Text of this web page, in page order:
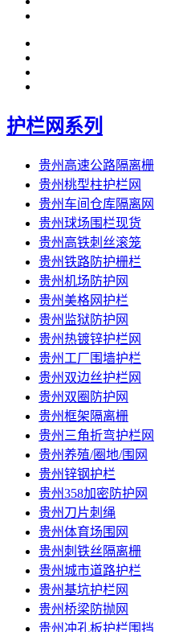
护栏网系列
贵州高速公路隔离栅
贵州桃型柱护栏网
贵州车间仓库隔离网
贵州球场围栏现货
贵州高铁刺丝滚笼
贵州铁路防护栅栏
贵州机场防护网
贵州美格网护栏
贵州监狱防护网
贵州热镀锌护栏网
贵州工厂围墙护栏
贵州双边丝护栏网
贵州双圈防护网
贵州框架隔离栅
贵州三角折弯护栏网
贵州养殖/圈地/围网
贵州锌钢护栏
贵州358加密防护网
贵州刀片刺绳
贵州体育场围网
贵州刺铁丝隔离栅
贵州城市道路护栏
贵州基坑护栏网
贵州桥梁防抛网
贵州冲孔板护栏围挡